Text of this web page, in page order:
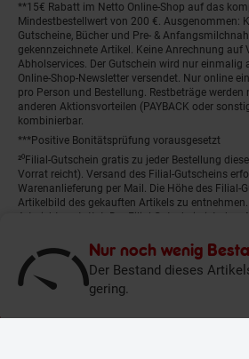
Nur noch wenig
Der Bestand dieses
gering.
**15€ Rabatt im Netto Online-Shop auf das
Mindestbestellwert von 200 €. Ausgenommen:
Gutscheine, Bücher und Pre- &
gekennzeichnete Artikel. Keine Anrechnung auf
Abholservices. Der Gutschein wird nur einmalig
Online-Shop-Newsletter versendet. Nur online
pro Person und Bestellung. Restbeträge
anderen Aktionsvorteilen (PAYBACK oder
kombinierbar.
***Positive Bonitätsprüfung vorausgesetzt
²⁰Filial-Gutschein gratis zu jeder Bestellung
Vorrat reicht). Versand des Filial-Gutscheins
Warenanlieferung per Mail. Die Höhe des Filial-
Artikelbild des gekauften Artikels zu
Art nicht gestattet. Der Filial-Gutschein ist ohne
einlösbar. Nicht mit anderen Aktionsvorteilen
Shop-Aktionen) kombinierbar. Der jeweilige
Gutscheins ist darauf vermerkt.